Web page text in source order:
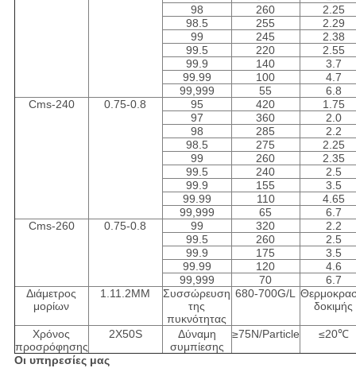
98
260
2.25
98.5
255
2.29
99
245
2.38
99.5
220
2.55
99.9
140
3.7
99.99
100
4.7
99,999
55
6.8
Cms-240
0.75-0.8 95 420
1.75
97
360
2.0
98
285
2.2
98.5
275
2.25
99
260
2.35
99.5
240
2.5
99.9
155
3.5
99.99
110
4.65
99,999
65
6.7
Cms-260
0.75-0.8 99 320
2.2
99.5
260
2.5
99.9
175
3.5
99.99
120
4.6
99,999
70
6.7
Διάμετρος
μορίων
1.11.2MM
Συσσώρευση
της
πυκνότητας
680-700G/L
δοκιμής
Χρόνος
προσρόφησης
2X50S
Δύναμη
συμπίεσης
≥75N/Particle ≤20℃
Οι υπηρεσίες μας